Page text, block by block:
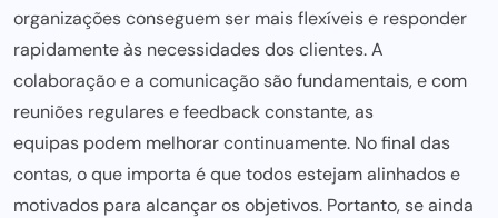
organizações conseguem ser mais flexíveis e responder
rapidamente às necessidades dos clientes. A
colaboração e a comunicação são fundamentais, e com
reuniões regulares e feedback constante, as
equipas podem melhorarcontinuamente. No final das
contas, o que importa é que todos estejam alinhados e
motivados para alcançar os objetivos. Portanto, se ainda